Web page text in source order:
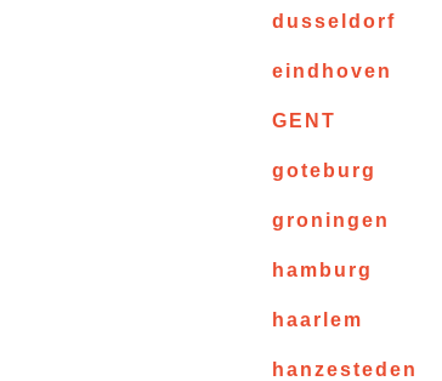
dusseldorf
eindhoven
GENT
goteburg
groningen
hamburg
haarlem
hanzesteden